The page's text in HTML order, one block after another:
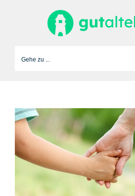
Gehe zu ...